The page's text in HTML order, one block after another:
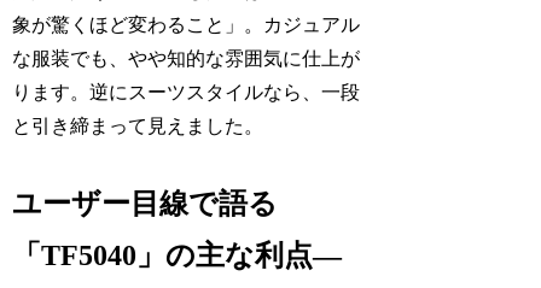
象が驚くほど変わること」。カジュアル
な服装でも、やや知的な雰囲気に仕上が
ります。逆にスーツスタイルなら、一段
と引き締まって見えました。
ユーザー目線で語る
「TF5040」の主な利点―